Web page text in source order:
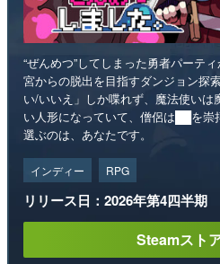
“ぜんめつ”してしまった勇者パーテ
宮からの脱出を目指すダンジョン探
い/いいえ」しか喋れず、魔法使いは
い人形になっていて、僧侶は██を崇
選ぶのは、あなたです。
インディー RPG
リリース日：2026年第4四半期
Steamスト